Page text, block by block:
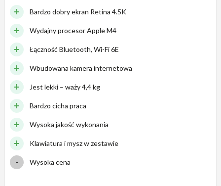
Bardzo dobry ekran Retina 4.5K
Wydajny procesor Apple M4
Łączność Bluetooth, Wi-Fi 6E
Wbudowana kamera internetowa
Jest lekki – waży 4,4 kg
Bardzo cicha praca
Wysoka jakość wykonania
Klawiatura i mysz w zestawie
Wysoka cena